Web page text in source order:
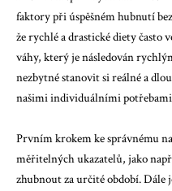
faktory při úspěšném hubnutí
že rychlé a drastické diety často
váhy, který je následován
nezbytné stanovit si reálné a
našimi individuálními
Prvním krokem ke správnému
měřitelných ukazatelů, jako
zhubnout za určité období. Dále